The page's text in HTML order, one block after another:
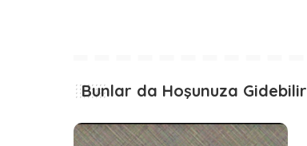
Bunlar da Hoşunuza Gidebilir